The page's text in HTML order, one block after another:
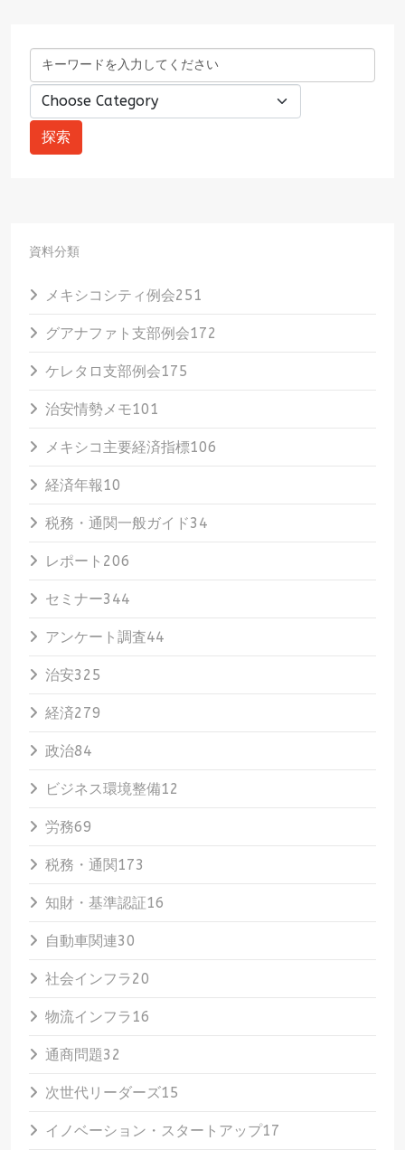
資料分類
メキシコシティ例会251
グアナファト支部例会172
ケレタロ支部例会175
治安情勢メモ101
メキシコ主要経済指標106
経済年報10
税務・通関一般ガイド34
レポート 206
セミナー344
アンケート調査44
治安325
経済279
政治84
ビジネス環境整備12
労務69
税務・通関173
知財・基準認証16
自動車関連30
社会インフラ20
物流インフラ16
通商問題32
次世代リーダーズ15
イノベーション・スタートアップ17